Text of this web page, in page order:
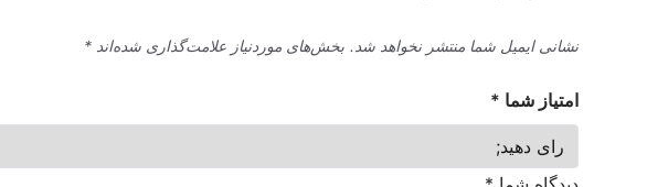
نشانی ایمیل شما منتشر نخواهد شد. بخش‌های موردنیاز علامت‌گذاری شده‌اند *
امتیاز شما *